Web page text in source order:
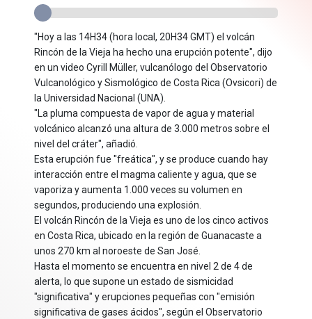
"Hoy a las 14H34 (hora local, 20H34 GMT) el volcán
Rincón de la Vieja ha hecho una erupción potente", dijo
en un video Cyrill Müller, vulcanólogo del Observatorio
Vulcanológico y Sismológico de Costa Rica (Ovsicori) de
la Universidad Nacional (UNA).
"La pluma compuesta de vapor de agua y material
volcánico alcanzó una altura de 3.000 metros sobre el
nivel del cráter", añadió.
Esta erupción fue "freática", y se produce cuando hay
interacción entre el magma caliente y agua, que se
vaporiza y aumenta 1.000 veces su volumen en
segundos, produciendo una explosión.
El volcán Rincón de la Vieja es uno de los cinco activos
en Costa Rica, ubicado en la región de Guanacaste a
unos 270 km al noroeste de San José.
Hasta el momento se encuentra en nivel 2 de 4 de
alerta, lo que supone un estado de sismicidad
"significativa" y erupciones pequeñas con "emisión
significativa de gases ácidos", según el Observatorio